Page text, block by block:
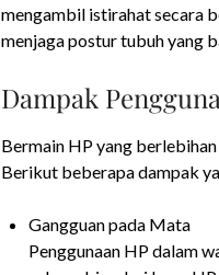
mengambil istirahat secara
menjaga postur tubuh yang
Dampak
Bermain HP yang
Berikut beberapa dampak
Gangguan pada Mata
Penggunaan HP dalam